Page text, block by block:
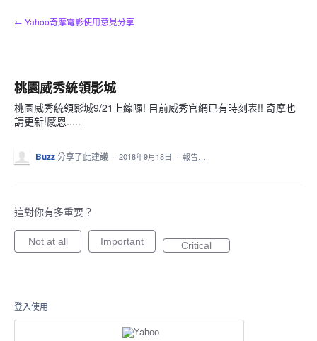
到
← Yahoo奇摩電影使用意見分享
桃園威秀統領影城
桃園威秀統領影城9/21上線囉! 目前威秀官網已有時刻表!! 奇摩也
請更新!感恩.....
Buzz分享了此建議 · 2018年9月18日 · 報告…
這對你有多重要？
Not at all Important Critical
登入使用